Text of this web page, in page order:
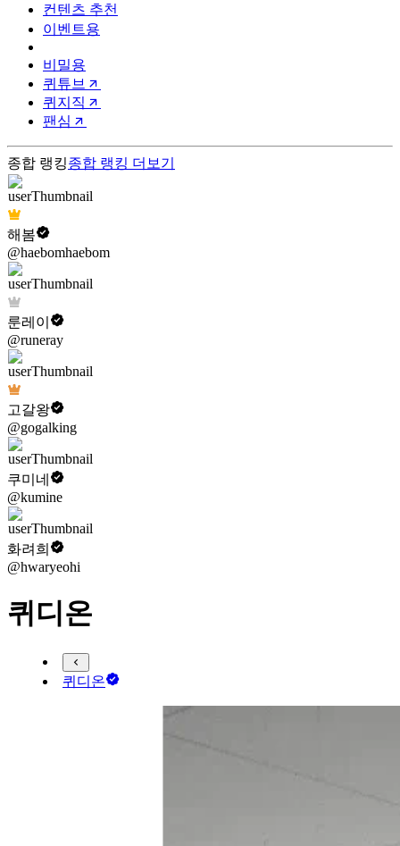
컨텐츠 추천
이벤트용
비밀용
퀴튜브
퀴지직
팬심
종합 랭킹종합 랭킹 더보기
해봄
@haebomhaebom
룬레이
@runeray
고갈왕
@gogalking
쿠미네
@kumine
화려희
@hwaryeohi
퀴디온
퀴디온